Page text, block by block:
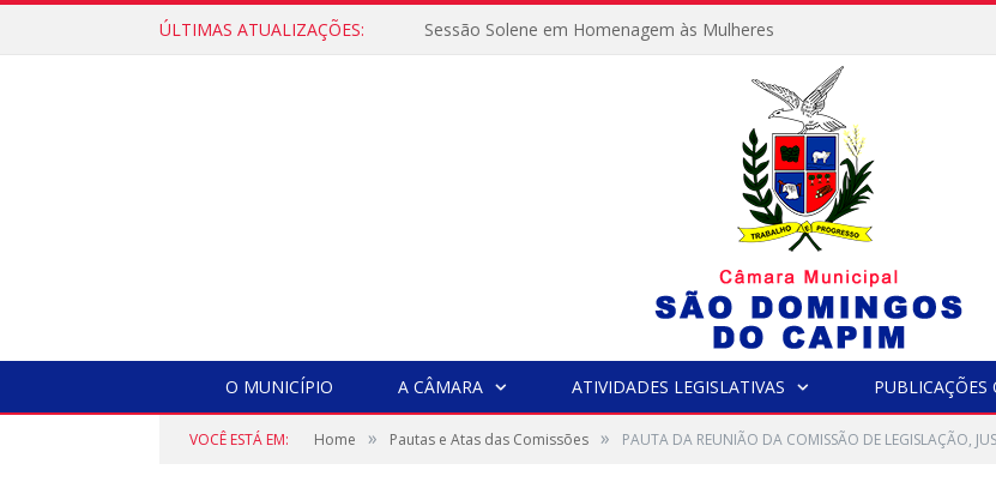
ÚLTIMAS ATUALIZAÇÕES: Sessão Solene em Homenagem às Mulheres
O MUNICÍPIO A CÂMARA ATIVIDADES LEGISLATIVAS PUBLICAÇÕES
VOCÊ ESTÁ EM: Home » Pautas e Atas das Comissões » PAUTA DA REUNIÃO DA COMISSÃO DE LEGISLAÇÃO,